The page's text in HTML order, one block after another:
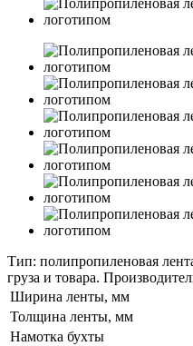
Тип: полипропиленовая
груза и товара.
Ширина ленты, мм
Толщина ленты, мм
Намотка бухты